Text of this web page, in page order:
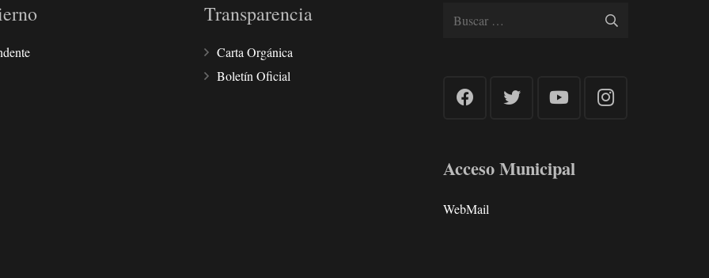
Transparencia
Carta Orgánica
Boletín Oficial
Buscar:
Acceso Municipal
WebMail